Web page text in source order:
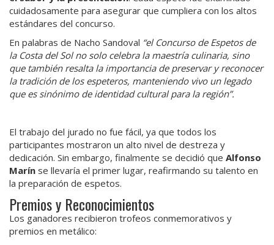
cuidadosamente para asegurar que cumpliera con los altos
estándares del concurso.
En palabras de Nacho Sandoval “el Concurso de Espetos de
la Costa del Sol no solo celebra la maestría culinaria, sino
que también resalta la importancia de preservar y reconocer
la tradición de los espeteros, manteniendo vivo un legado
que es sinónimo de identidad cultural para la región”.
El trabajo del jurado no fue fácil, ya que todos los
participantes mostraron un alto nivel de destreza y
dedicación. Sin embargo, finalmente se decidió que Alfonso
Marín se llevaría el primer lugar, reafirmando su talento en
la preparación de espetos.
Premios y Reconocimientos
Los ganadores recibieron trofeos conmemorativos y
premios en metálico: